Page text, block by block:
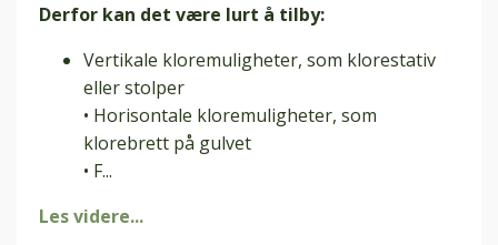
Derfor kan det være lurt å tilby:
Vertikale kloremuligheter, som klorestativ
eller stolper
• Horisontale kloremuligheter, som
klorebrett på gulvet
• F...
Les videre...